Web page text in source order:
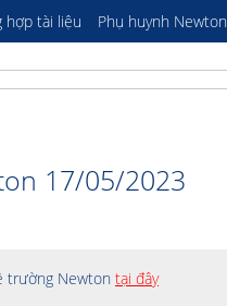
hợp tài liệu Phụ huynh Newton
17/05/2023
trường Newton tại đây